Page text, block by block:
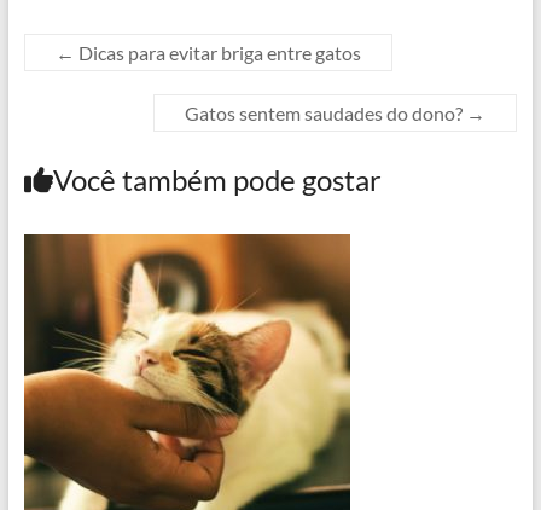
← Dicas para evitar briga entre gatos
Gatos sentem saudades do dono? →
Você também pode gostar